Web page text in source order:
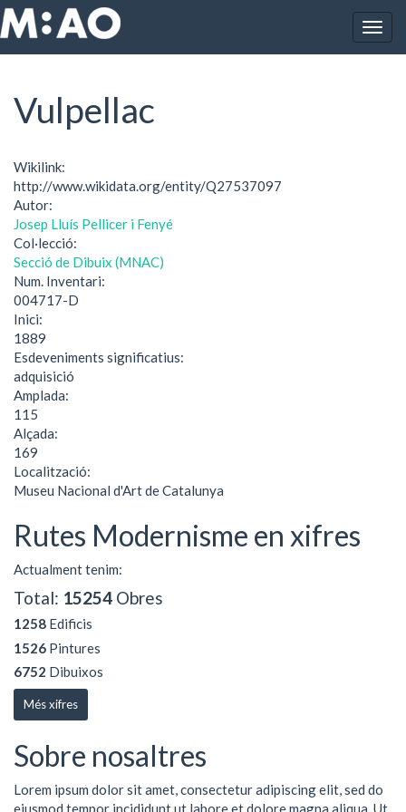
Vés al contingut
Inici Vulpellac
Vulpellac
Wikilink:
http://www.wikidata.org/entity/Q27537097
Autor:
Josep Lluís Pellicer i Fenyé
Col·lecció:
Secció de Dibuix (MNAC)
Num. Inventari:
004717-D
Inici:
1889
Esdeveniments significatius:
adquisició
Amplada:
115
Alçada:
169
Localització:
Museu Nacional d'Art de Catalunya
Rutes Modernisme en xifres
Actualment tenim:
Total: 15254 Obres
1258 Edificis
1526 Pintures
6752 Dibuixos
Més xifres
Sobre nosaltres
Lorem ipsum dolor sit amet, consectetur adipiscing elit, sed do
eiusmod tempor incididunt ut labore et dolore magna aliqua. Ut